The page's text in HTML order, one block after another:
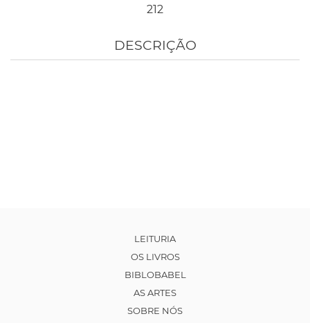
212
DESCRIÇÃO
LEITURIA
OS LIVROS
BIBLOBABEL
AS ARTES
SOBRE NÓS